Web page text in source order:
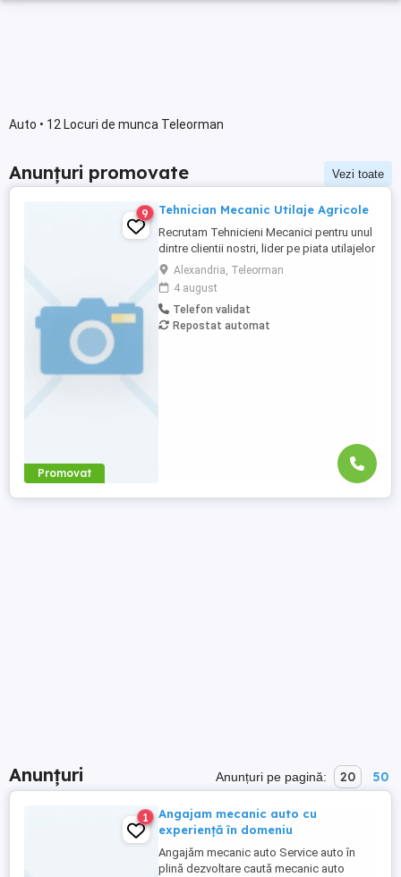
Auto • 12 Locuri de munca Teleorman
Anunțuri promovate Vezi toate
Promovat
9 Tehnician Mecanic Utilaje Agricole
Recrutam Tehnicieni Mecanici pentru unul
dintre clientii nostri, lider pe piata utilajelor
agricole din Romania. Responsabilitati: -
Deservirea diferitelor masini si
echipamente folosite pentru lucrari in
agricultura; - Efectuarea lucrarilor de
reparatii si mentenanta a echipamentelor
Alexandria, Teleorman
4 august
Telefon validat
Repostat automat
Anunțuri Anunțuri pe pagină: 20 50
1
Angajam mecanic auto cu
experiență în domeniu
Angajăm mecanic auto Service auto în
plină dezvoltare caută mecanic auto